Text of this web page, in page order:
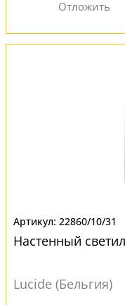
22860/10/31
Настенный
Lucide (Бельгия)